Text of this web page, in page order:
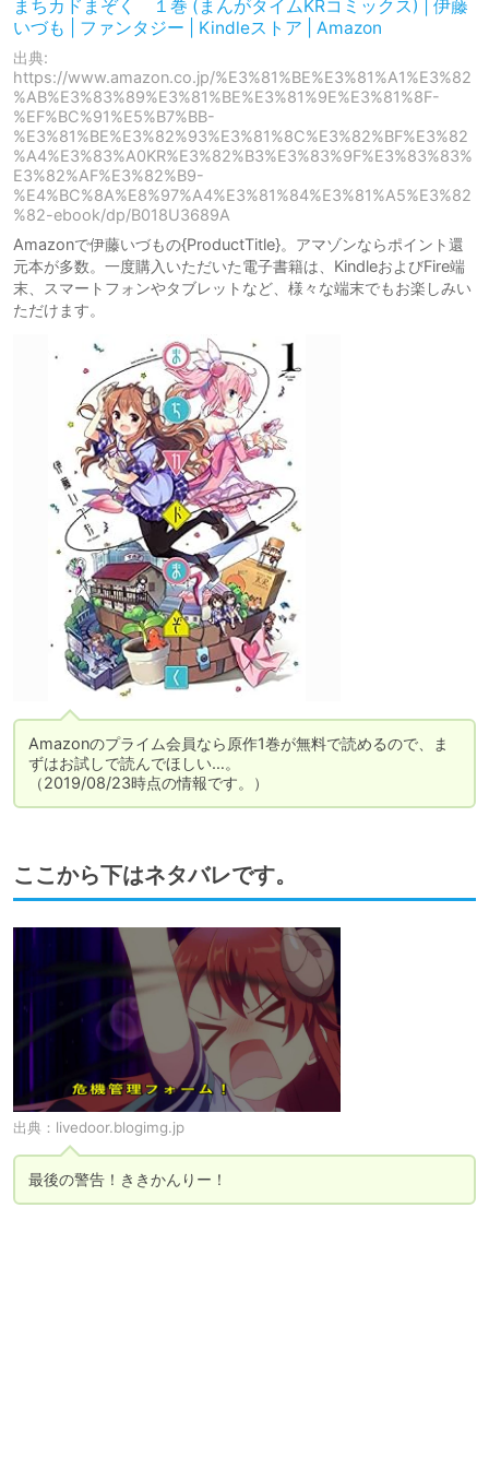
まちカドまぞく １巻 (まんがタイムKRコミックス) | 伊藤
いづも | ファンタジー | Kindleストア | Amazon
出典:
https://www.amazon.co.jp/%E3%81%BE%E3%81%A1%E3%82
%AB%E3%83%89%E3%81%BE%E3%81%9E%E3%81%8F-
%EF%BC%91%E5%B7%BB-
%E3%81%BE%E3%82%93%E3%81%8C%E3%82%BF%E3%82
%A4%E3%83%A0KR%E3%82%B3%E3%83%9F%E3%83%83%
E3%82%AF%E3%82%B9-
%E4%BC%8A%E8%97%A4%E3%81%84%E3%81%A5%E3%82
%82-ebook/dp/B018U3689A
Amazonで伊藤いづもの{ProductTitle}。アマゾンならポイント還
元本が多数。一度購入いただいた電子書籍は、KindleおよびFire端
末、スマートフォンやタブレットなど、様々な端末でもお楽しみい
ただけます。
Amazonのプライム会員なら原作1巻が無料で読めるので、ま
ずはお試しで読んでほしい…。
（2019/08/23時点の情報です。）
ここから下はネタバレです。
出典： livedoor.blogimg.jp
最後の警告！ききかんりー！